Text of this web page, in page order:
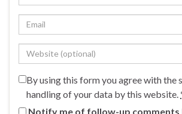
By using this form you agree with the
handling of your data by this website.
Notify me of follow-up comments